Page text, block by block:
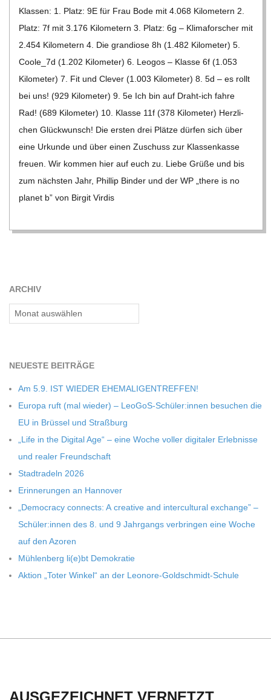
D
T
S
C
H
U
E
Klas­sen: 1. Platz: 9E für Frau Bode mit 4.068 Kilo­me­tern 2.
Platz: 7f mit 3.176 Kilo­me­tern 3. Platz: 6g – Kli­ma­for­scher mit
2.454 Kilo­me­tern 4. Die gran­diose 8h (1.482 Kilo­me­ter) 5.
Coole_​​7d (1.202 Kilo­me­ter) 6. Leo­gos – Klasse 6f (1.053
Kilo­me­ter) 7. Fit und Cle­ver (1.003 Kilo­me­ter) 8. 5d – es rollt
bei uns! (929 Kilo­me­ter) 9. 5e Ich bin auf Draht-ich fahre
Rad! (689 Kilo­me­ter) 10. Klasse 11f (378 Kilo­me­ter) Herz­li­
chen Glück­wunsch! Die ers­ten drei Plätze dür­fen sich über
eine Urkunde und über einen Zuschuss zur Klas­sen­kasse
freuen. Wir kom­men hier auf euch zu. Liebe Grüße und bis
zum nächs­ten Jahr, Phil­lip Bin­der und der WP „there is no
pla­net b” von Bir­git Vir­dis
ARCHIV
Archiv
NEU­ESTE BEITRÄGE
Am 5.9. IST WIEDER EHEMALIGENTREFFEN!
Europa ruft (mal wie­der) – LeoGoS-Schüler:innen besu­chen die
EU in Brüs­sel und Straßburg
„Life in the Digi­tal Age“ – eine Woche vol­ler digi­ta­ler Erleb­nisse
und rea­ler Freundschaft
Stadt­ra­deln 2026
Erin­ne­run­gen an Hannover
„Demo­cracy con­nects: A crea­tive and inter­cul­tu­ral exch­ange” –
Schüler:innen des 8. und 9 Jahr­gangs ver­brin­gen eine Woche
auf den Azoren
Müh­len­berg li(e)bt Demokratie
Aktion „Toter Win­kel“ an der Leonore-Goldschmidt-Schule